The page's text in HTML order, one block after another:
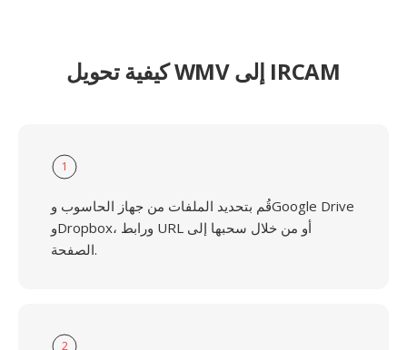
كيفية تحويل WMV إلى IRCAM
1
قُم بتحديد الملفات من جهاز الحاسوب وGoogle Drive
وDropbox، ورابط URL أو من خلال سحبها إلى
الصفحة.
2